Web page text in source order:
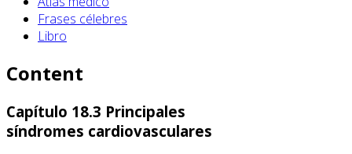
Frases célebres
Libro
Content
Capítulo 18.3 Principales
síndromes cardiovasculares